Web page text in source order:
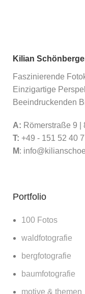
Kilian
Faszinierende
Einzigartige
Beeindruckenden
A: Römerstraße 9
T: +49 - 151 52 40
M:
Portfolio
100 Fotos
waldfotografie
bergfotografie
baumfotografie
motive & themen